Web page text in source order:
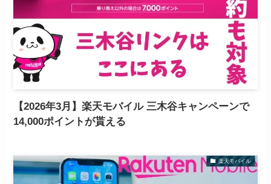
【2026年3月】楽天モバイル 三木谷キャンペーンで
14,000ポイントが貰える
楽天モバイル